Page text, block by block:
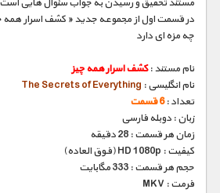
در قسمت اول از مجموعه جدید « کشف اسرار همه
چه مزه ای دارد
نام مستند :کشف اسرار همه چیز
نام انگلیسی : The Secrets of Everything
تعداد :6 قسمت
زبان : دوبله فارسی
زمان هر قسمت : 28 دقیقه
کیفیت : HD 1080p (فوق العاده)
حجم هر قسمت : 333 مگابایت
فرمت : MKV